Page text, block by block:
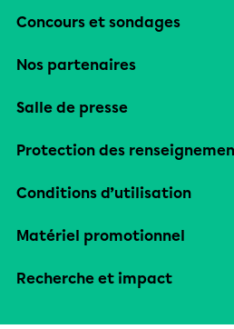
Concours et sondages
Nos partenaires
Salle de presse
Protection des
Conditions d’utilisation
Matériel promotionnel
Recherche et impact